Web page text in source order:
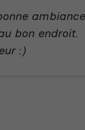
ambiance
bon endroit.
:)